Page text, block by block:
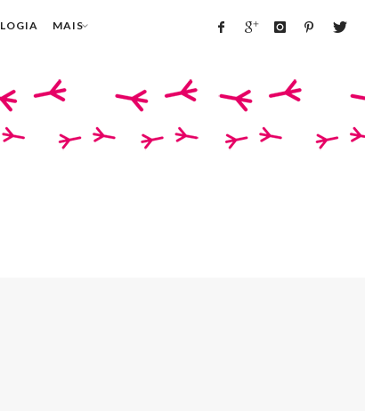
MAIS